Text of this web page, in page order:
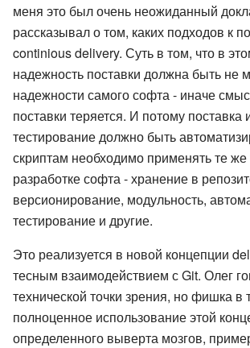
меня это был очень неожиданный
рассказывал о том, каких подходов к
continious delivery. Суть в том, что в
надежность поставки должна быть не
надежности самого софта - иначе
поставки теряется. И потому поставка
тестирование должно быть
скриптам необходимо применять те же
разработке софта - хранение в
версионирование, модульность,
тестирование и другие.
Это реализуется в новой концепции
тесным взаимодействием с Git. Олег
технической точки зрения, но фишка в
полноценное использование этой
определенного выверта мозгов,